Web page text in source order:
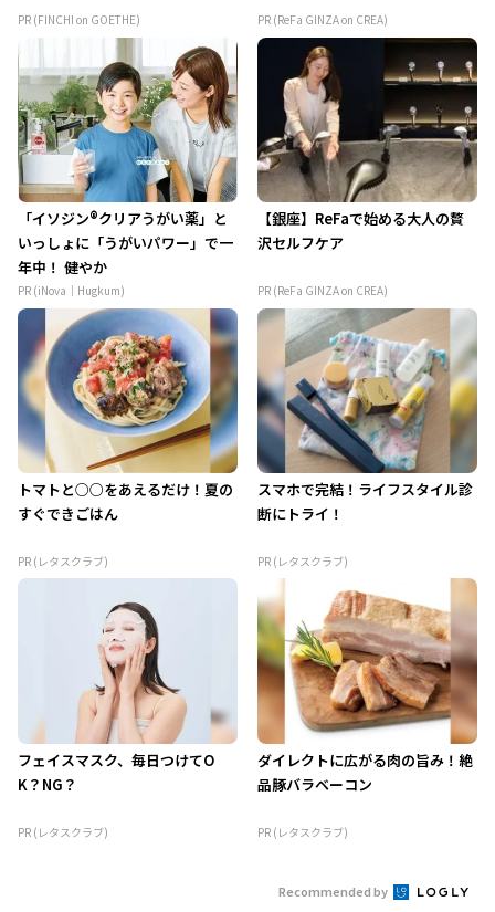
PR (FINCHI on GOETHE) PR (ReFa GINZA on CREA)
「イソジン®クリアうがい薬」と
いっしょに「うがいパワー」で一
年中！ 健やか
PR (iNova｜Hugkum)
【銀座】ReFaで始める大人の贅
沢セルフケア
PR (ReFa GINZA on CREA)
トマトと○○をあえるだけ！夏の
すぐできごはん
PR (レタスクラブ)
スマホで完結！ライフスタイル診
断にトライ！
PR (レタスクラブ)
フェイスマスク、毎日つけてO
K？NG？
PR (レタスクラブ)
ダイレクトに広がる肉の旨み！絶
品豚バラベーコン
PR (レタスクラブ)
Recommended by